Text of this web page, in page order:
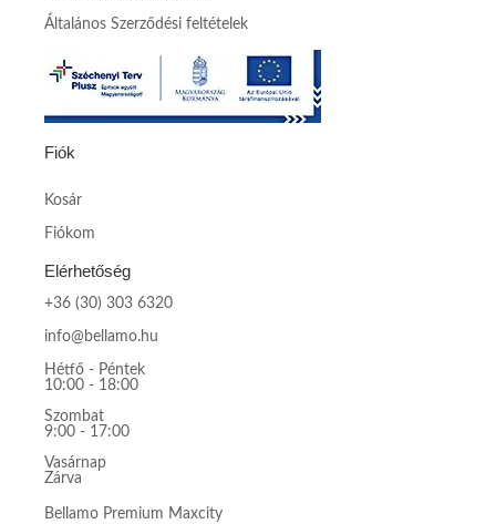
Általános Szerződési feltételek
Fiók
Kosár
Fiókom
Elérhetőség
+36 (30) 303 6320
info@bellamo.hu
Hétfő - Péntek
10:00 - 18:00
Szombat
9:00 - 17:00
Vasárnap
Zárva
Bellamo Premium Maxcity